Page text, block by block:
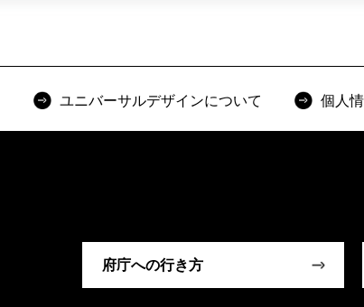
ユニバーサルデザインについて 個人
府庁への行き方